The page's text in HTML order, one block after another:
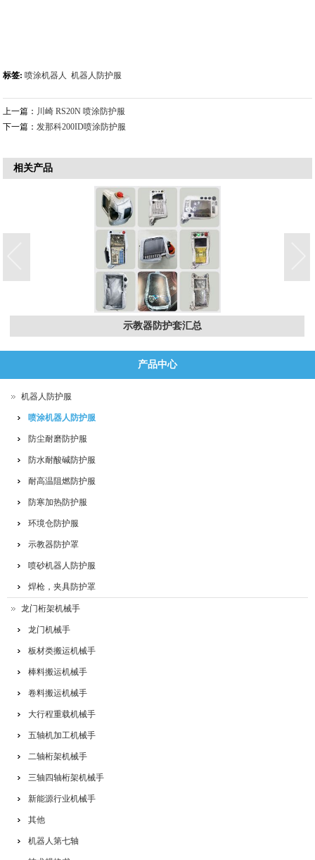
标签: 喷涂机器人 机器人防护服
上一篇： 川崎 RS20N 喷涂防护服
下一篇：发那科200ID喷涂防护服
相关产品
机器人管线包汇总
产品中心
机器人防护服
喷涂机器人防护服
防尘耐磨防护服
防水耐酸碱防护服
耐高温阻燃防护服
防寒加热防护服
环境仓防护服
示教器防护罩
喷砂机器人防护服
焊枪，夹具防护罩
龙门桁架机械手
龙门机械手
板材类搬运机械手
棒料搬运机械手
卷料搬运机械手
大行程重载机械手
五轴机加工机械手
二轴桁架机械手
三轴四轴桁架机械手
新能源行业机械手
其他
机器人第七轴